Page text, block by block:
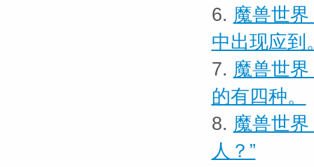
6. 魔兽世
中出现应到
7. 魔兽世界
的有四种。
8. 魔兽世
人？”